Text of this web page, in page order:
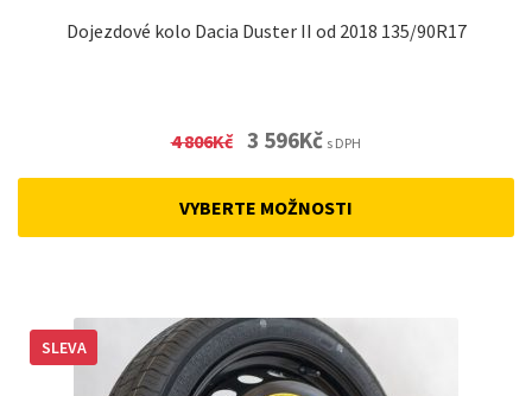
Dojezdové kolo Dacia Duster II od 2018 135/90R17
4 806Kč Original
3 596KčCurrent
s DPH
VYBERTE MOŽNOSTI
SLEVA